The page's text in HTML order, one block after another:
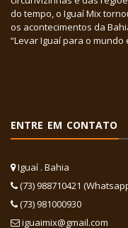
do tempo, o Iguaí Mix
os acontecimentos da
“Levar Iguaí para o mundo
ENTRE EM CONTATO
Iguaí . Bahia
(73) 988710421
(73) 981000930
iguaimix@gmail.com